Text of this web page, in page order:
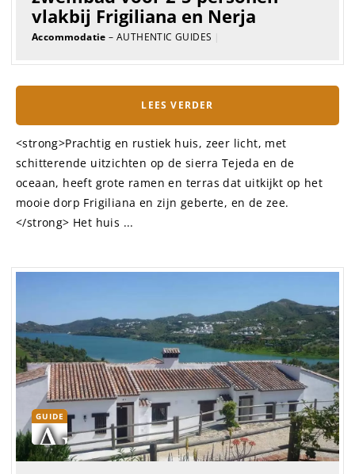
vlakbij Frigiliana en Nerja
Accommodatie – AUTHENTIC GUIDES |
LEES VERDER
<strong>Prachtig en rustiek huis, zeer licht, met
schitterende uitzichten op de sierra Tejeda en de
oceaan, heeft grote ramen en terras dat uitkijkt op het
mooie dorp Frigiliana en zijn geberte, en de zee.
</strong> Het huis ...
GUIDE